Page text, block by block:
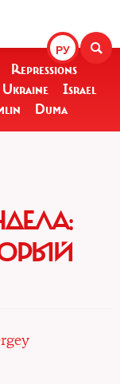
РУ
Repressions
Ukraine
Israel
Duma